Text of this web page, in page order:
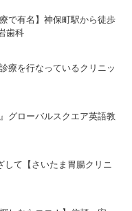
で有名】神保町駅から徒歩
歯科
療を行なっているクリニッ
グローバルスクエア英語教
して【さいたま胃腸クリニ